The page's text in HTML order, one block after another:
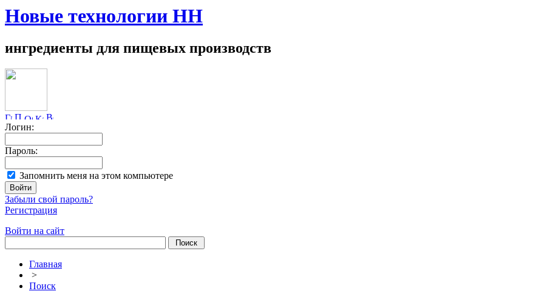
Новые технологии НН
ингредиенты для пищевых производств
Логин:
Пароль:
Запомнить меня на этом компьютере
Забыли свой пароль?
Регистрация
Войти на сайт
Главная
>
Поиск